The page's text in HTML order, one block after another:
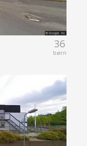
36
børn